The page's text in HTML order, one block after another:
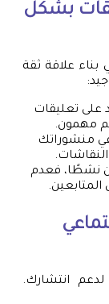
بشكل
علاقة ثقة
على تعليقات
مهمون.
منشوراتك
نشطًا، فعدم
انتشارك.